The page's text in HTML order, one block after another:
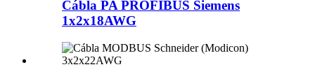
Cábla PA PROFIBUS Siemens
1x2x18AWG